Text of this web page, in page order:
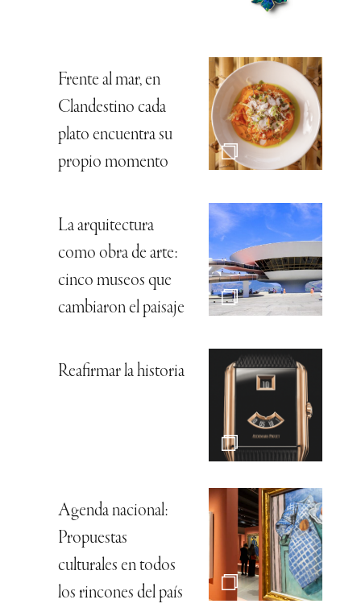
Frente al mar, en
Clandestino cada
plato encuentra su
propio momento
La arquitectura
como obra de arte:
cinco museos que
cambiaron el paisaje
Reafirmar la historia
Agenda nacional:
Propuestas
culturales en todos
los rincones del país